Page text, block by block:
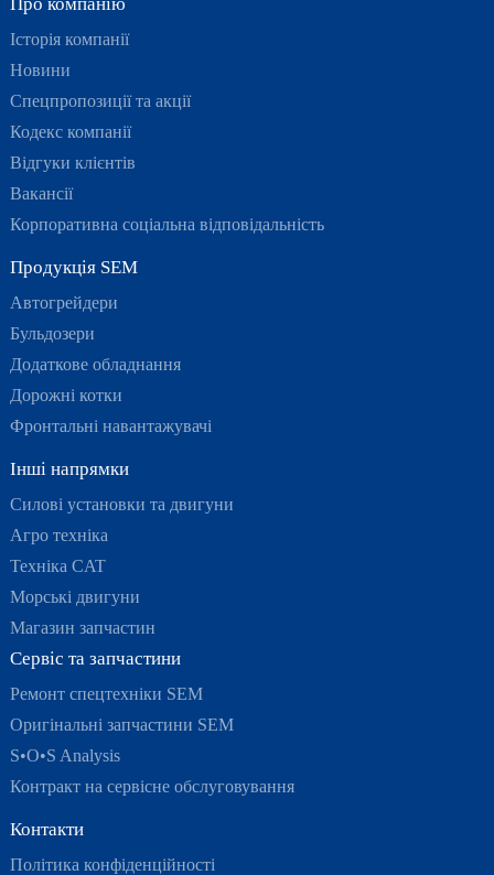
Історія компанії
Новини
Спецпропозиції та акції
Кодекс компанії
Відгуки клієнтів
Вакансії
Корпоративна соціальна відповідальність
Продукція SEM
Автогрейдери
Бульдозери
Додаткове обладнання
Дорожні котки
Фронтальні навантажувачі
Інші напрямки
Силові установки та двигуни
Агро техніка
Техніка CAT
Морські двигуни
Магазин запчастин
Сервіс та запчастини
Ремонт спецтехніки SEM
Оригінальні запчастини SEM
S•O•S Analysis
Контракт на сервісне обслуговування
Контакти
Політика конфіденційності